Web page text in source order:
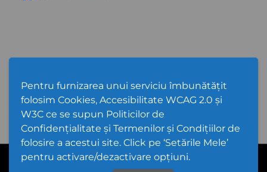
Pentru furnizarea unui serviciu îmbunătățit
folosim Cookies, Accesibilitate WCAG 2.0 și
W3C ce se supun Politicilor de
Confidențialitate și Termenilor și Condițiilor de
folosire a acestui site. Click pe ‘Setările Mele’
pentru activare/dezactivare opțiuni.
Cod Județ 4 | Județul Bacău | Tipul UAT - 14 - C - Comună |